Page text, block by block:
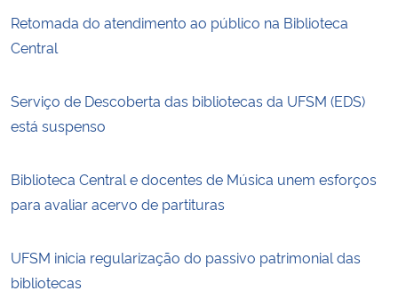
Retomada do atendimento ao público na Biblioteca
Central
Serviço de Descoberta das bibliotecas da UFSM (EDS)
está suspenso
Biblioteca Central e docentes de Música unem esforços
para avaliar acervo de partituras
UFSM inicia regularização do passivo patrimonial das
bibliotecas